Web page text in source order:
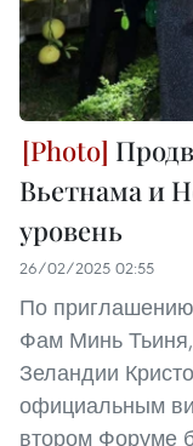
Вьетнама и
уровень
26/02/2025 02:55
По
Фам Минь
Зеландии
официальным
втором Форуме